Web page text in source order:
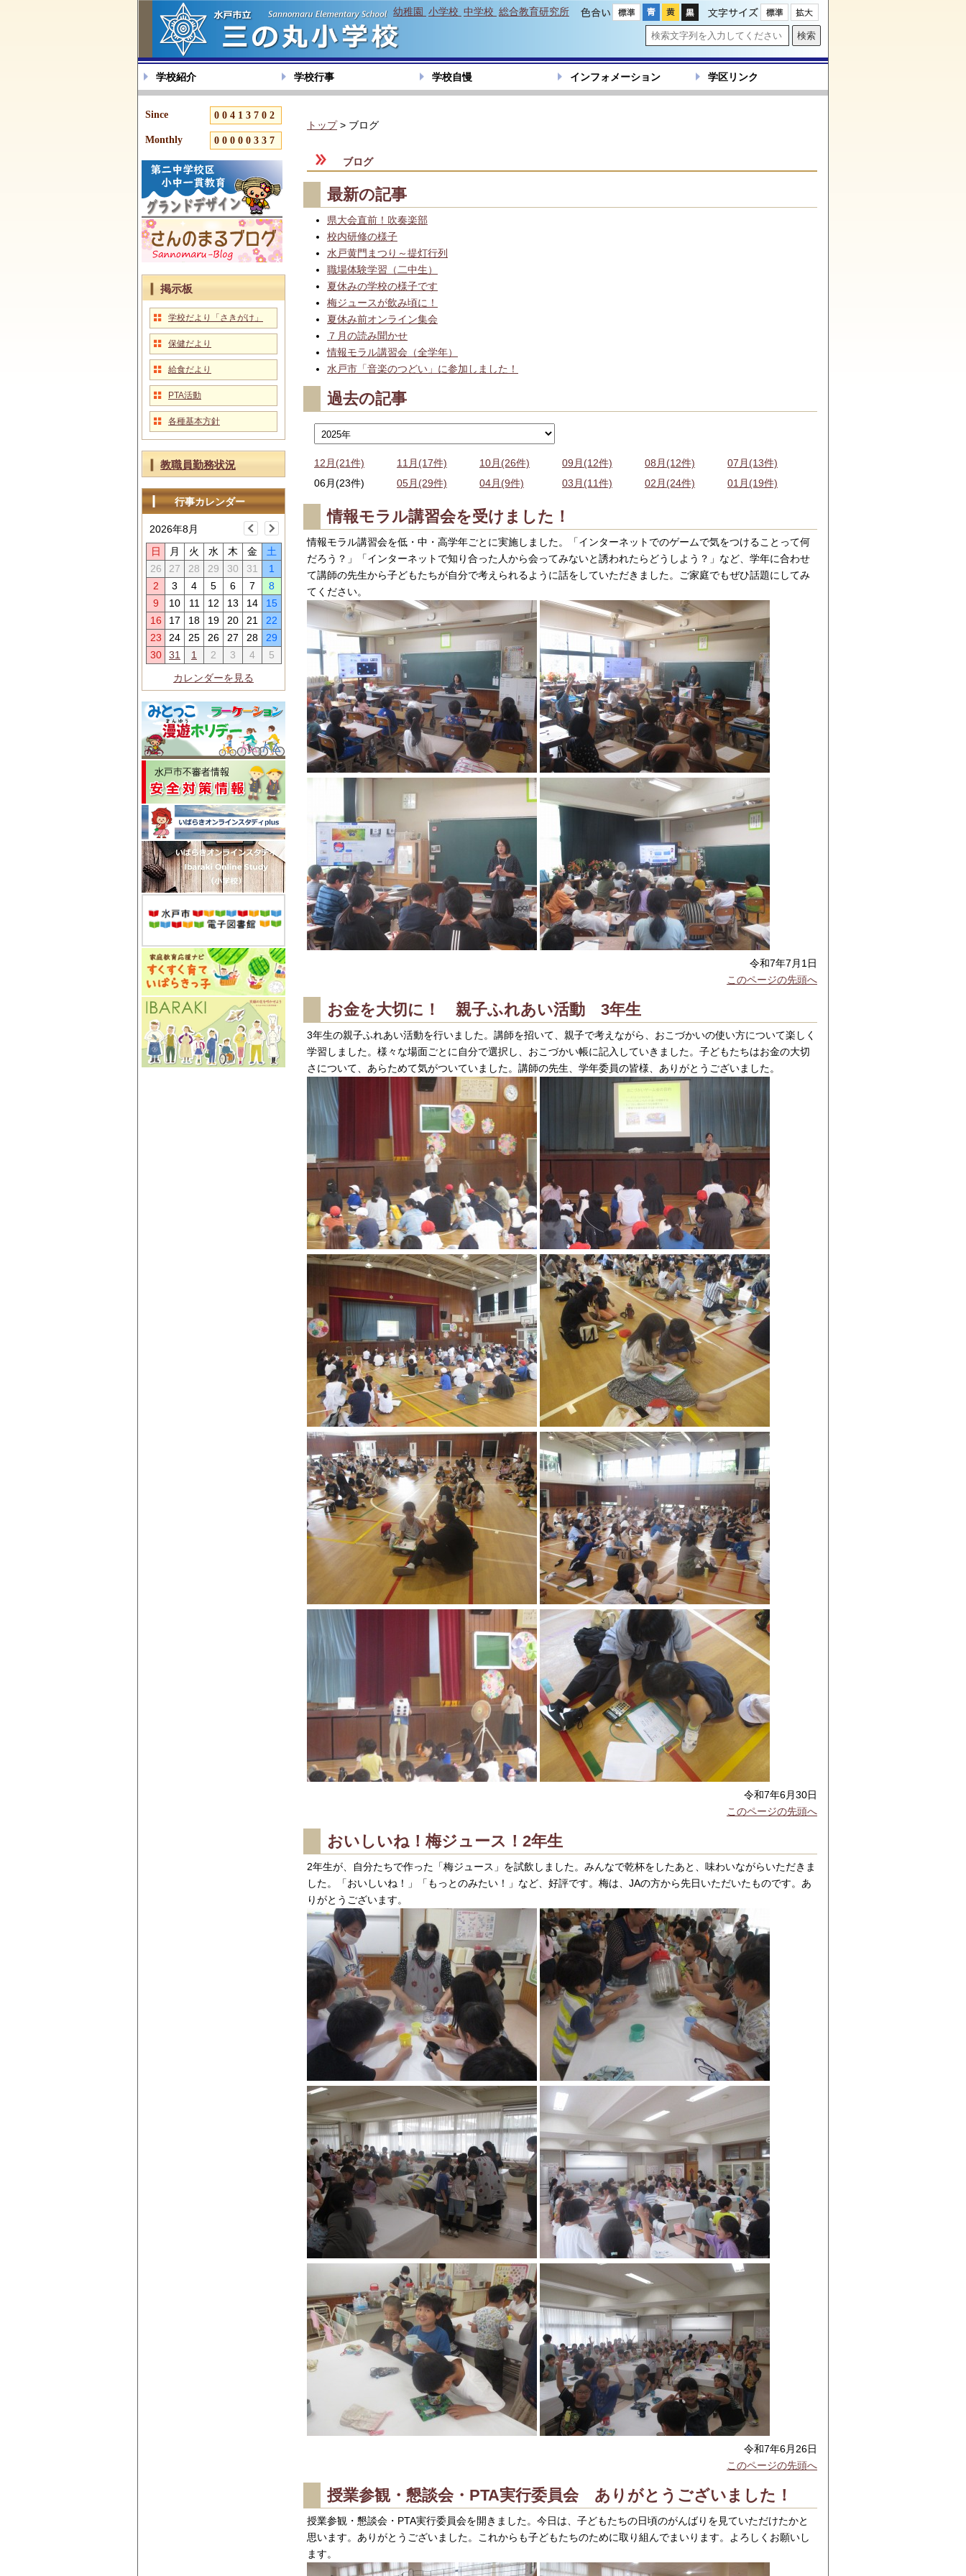
色合い 文字サイズ
幼稚園 小学校 中学校 総合教育研究所
学校紹介 学校行事 学校自慢 インフォメーション 学区リンク
Since 00413702
Monthly 00000337
掲示板
学校だより「さきがけ」
保健だより
給食だより
PTA活動
各種基本方針
教職員勤務状況
行事カレンダー
2026年8月
日 月 火 水 木 金
土
26
27 28 29 30 31
1
2
3 4 5 6 7
8
9
10 11 12 13 14
15
16
17 18 19 20 21
22
23
24 25 26 27 28
29
30
31 1 2 3 4
5
カレンダーを見る
トップ> ブログ
ブログ
最新の記事
県大会直前！吹奏楽部
校内研修の様子
水戸黄門まつり～提灯行列
職場体験学習（二中生）
夏休みの学校の様子です
梅ジュースが飲み頃に！
夏休み前オンライン集会
７月の読み聞かせ
情報モラル講習会（全学年）
水戸市「音楽のつどい」に参加しました！
過去の記事
12月(21件) 11月(17件) 10月(26件) 09月(12件) 08月(12件)
07月(13件)
06月(23件)
05月(29件) 04月(9件) 03月(11件) 02月(24件) 01月(19件)
情報モラル講習会を受けました！
情報モラル講習会を低・中・高学年ごとに実施しました。「インターネットでのゲームで気をつけることって何
だろう？」「インターネットで知り合った人から会ってみないと誘われたらどうしよう？」など、学年に合わせ
て講師の先生から子どもたちが自分で考えられるように話をしていただきました。ご家庭でもぜひ話題にしてみ
てください。
令和7年7月1日
このページの先頭へ
お金を大切に！ 親子ふれあい活動 3年生
3年生の親子ふれあい活動を行いました。講師を招いて、親子で考えながら、おこづかいの使い方について楽しく
学習しました。様々な場面ごとに自分で選択し、おこづかい帳に記入していきました。子どもたちはお金の大切
さについて、あらためて気がついていました。講師の先生、学年委員の皆様、ありがとうございました。
令和7年6月30日
このページの先頭へ
おいしいね！梅ジュース！2年生
2年生が、自分たちで作った「梅ジュース」を試飲しました。みんなで乾杯をしたあと、味わいながらいただきま
した。「おいしいね！」「もっとのみたい！」など、好評です。梅は、JAの方から先日いただいたものです。あ
りがとうございます。
令和7年6月26日
このページの先頭へ
授業参観・懇談会・PTA実行委員会 ありがとうございました！
授業参観・懇談会・PTA実行委員会を開きました。今日は、子どもたちの日頃のがんばりを見ていただけたかと
思います。ありがとうございました。これからも子どもたちのために取り組んでまいります。よろしくお願いし
ます。